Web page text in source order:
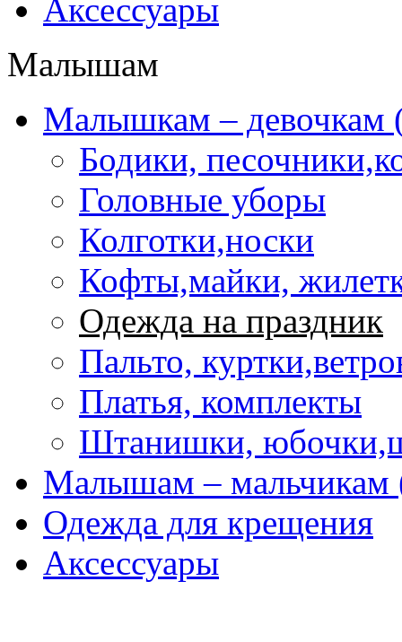
Аксессуары
Малышам
Mалышкам – девочкам
Бодики,
Головные уборы
Колготки,носки
Кофты,майки,
Одежда на праздник
Пальто,
Платья, комплекты
Штанишки,
Малышам – мальчикам
Одежда для крещения
Аксессуары